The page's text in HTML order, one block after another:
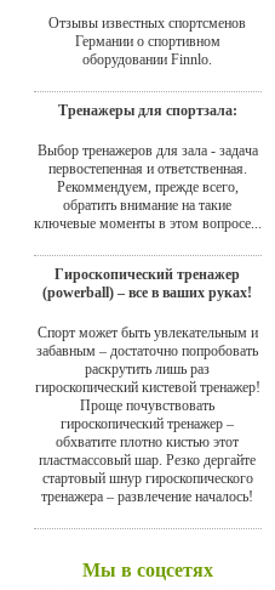
Отзывы известных спортсменов
Германии о спортивном
оборудовании Finnlo.
Тренажеры для спортзала:
Выбор тренажеров для зала - задача
первостепенная и ответственная.
Рекоммендуем, прежде всего,
обратить внимание на такие
ключевые моменты в этом вопросе...
Гироскопический тренажер
(powerball) – все в ваших руках!
Спорт может быть увлекательным и
забавным – достаточно попробовать
раскрутить лишь раз
гироскопический кистевой тренажер!
Проще почувствовать
гироскопический тренажер –
обхватите плотно кистью этот
пластмассовый шар. Резко дергайте
стартовый шнур гироскопического
тренажера – развлечение началось!
Мы в соцсетях